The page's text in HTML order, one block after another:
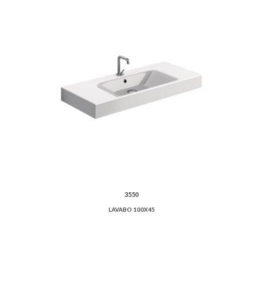
3550
LAVABO 100X45